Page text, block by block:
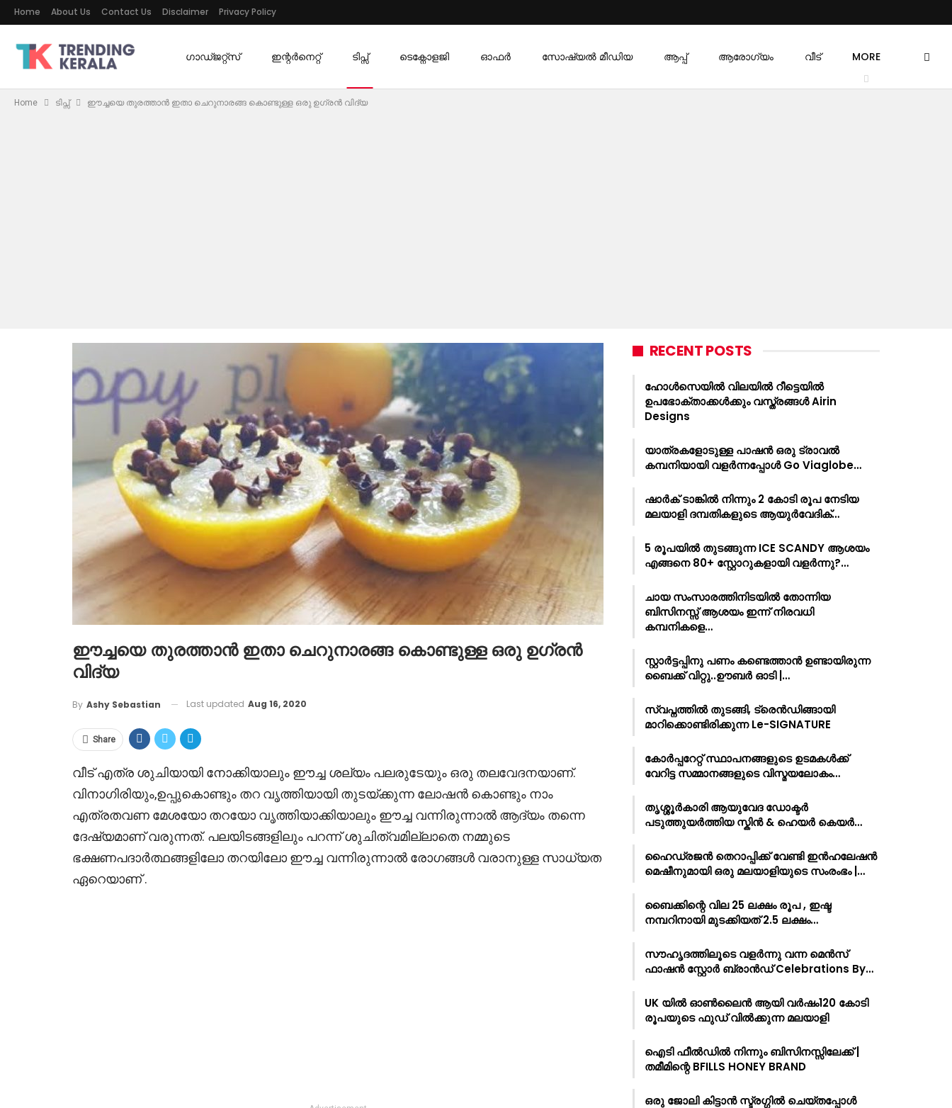
Home About Us Contact Us Disclaimer Privacy Policy
ഗാഡ്ജറ്റ്സ് ഇന്റര്‍നെറ്റ് ടിപ്സ് ടെക്നോളജി ഓഫര്‍ സോഷ്യൽ മീഡിയ ആപ്പ് ആരോഗ്യം വീട് MORE
Home ടിപ്സ് ഈച്ചയെ തുരത്താൻ ഇതാ ചെറുനാരങ്ങ കൊണ്ടുള്ള ഒരു ഉഗ്രൻ വിദ്യ
ഈച്ചയെ തുരത്താൻ ഇതാ ചെറുനാരങ്ങ കൊണ്ടുള്ള ഒരു ഉഗ്രൻ
വിദ്യ
By Ashy Sebastian Last updated Aug 16, 2020
Share
വീട് എത്ര ശുചിയായി നോക്കിയാലും ഈച്ച ശല്യം പലരുടേയും ഒരു തലവേദനയാണ്.
വിനാഗിരിയും,ഉപ്പുകൊണ്ടും തറ വൃത്തിയായി തുടയ്ക്കുന്ന ലോഷൻ കൊണ്ടും നാം
എത്രതവണ മേശയോ തറയോ വൃത്തിയാക്കിയാലും ഈച്ച വന്നിരുന്നാൽ ആദ്യം തന്നെ
ദേഷ്യമാണ് വരുന്നത്. പലയിടങ്ങളിലും പറന്ന് ശുചിത്വമില്ലാതെ നമ്മുടെ
ഭക്ഷണപദാർത്ഥങ്ങളിലോ തറയിലോ ഈച്ച വന്നിരുന്നാൽ രോഗങ്ങൾ വരാനുള്ള സാധ്യത
ഏറെയാണ് .
RECENT POSTS
ഹോൾസെയിൽ വിലയിൽ റീട്ടെയിൽ
ഉപഭോക്താക്കൾക്കും വസ്ത്രങ്ങൾ Airin
Designs
യാത്രകളോടുള്ള പാഷൻ ഒരു ട്രാവൽ
കമ്പനിയായി വളർന്നപ്പോൾ Go Viaglobe…
ഷാർക്‌ ടാങ്കിൽ നിന്നും 2 കോടി രൂപ നേടിയ
മലയാളി ദമ്പതികളുടെ ആയുർവേദിക്…
5 രൂപയിൽ തുടങ്ങുന്ന ICE SCANDY ആശയം
എങ്ങനെ 80+ സ്റ്റോറുകളായി വളർന്നു?…
ചായ സംസാരത്തിനിടയിൽ തോന്നിയ
ബിസിനസ്സ് ആശയം ഇന്ന് നിരവധി
കമ്പനികളെ…
സ്റ്റാർട്ടപ്പിനു പണം കണ്ടെത്താൻ ഉണ്ടായിരുന്ന
ബൈക്ക് വിറ്റു..ഊബർ ഓടി |…
സ്വപ്നത്തിൽ തുടങ്ങി, ട്രെൻഡിങ്ങായി
മാറിക്കൊണ്ടിരിക്കുന്ന Le-SIGNATURE
കോർപ്പറേറ്റ് സ്ഥാപനങ്ങളുടെ ഉടമകൾക്ക്
വേറിട്ട സമ്മാനങ്ങളുടെ വിസ്മയലോകം…
തൃശ്ശൂർകാരി ആയുവേദ ഡോക്ടർ
പടുത്തുയർത്തിയ സ്കിൻ & ഹെയർ കെയർ…
ഹൈഡ്രജൻ തെറാപ്പിക്ക് വേണ്ടി ഇൻഹലേഷൻ
മെഷീനുമായി ഒരു മലയാളിയുടെ സംരംഭം |…
ബൈക്കിന്റെ വില 25 ലക്ഷം രൂപ , ഇഷ്ട
നമ്പറിനായി മുടക്കിയത് 2.5 ലക്ഷം…
സൗഹൃദത്തിലൂടെ വളർന്നു വന്ന മെൻസ്
ഫാഷൻ സ്റ്റോർ ബ്രാൻഡ് Celebrations By…
UK യിൽ ഓൺലൈൻ ആയി വർഷം120 കോടി
രൂപയുടെ ഫുഡ് വിൽക്കുന്ന മലയാളി
ഐടി ഫീൽഡിൽ നിന്നും ബിസിനസ്സിലേക്ക് |
തമീമിന്റെ BFILLS HONEY BRAND
ഒരു ജോലി കിട്ടാൻ സ്ട്രഗ്ഗിൽ ചെയ്തപ്പോൾ